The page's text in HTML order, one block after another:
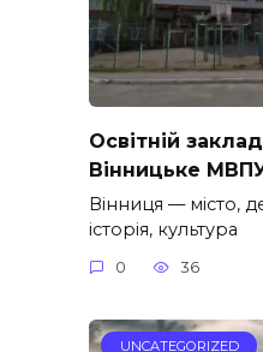
Освітній
Вінницьке
Вінниця — місто,
історія, культура
0 36
UNCATEGORIZED